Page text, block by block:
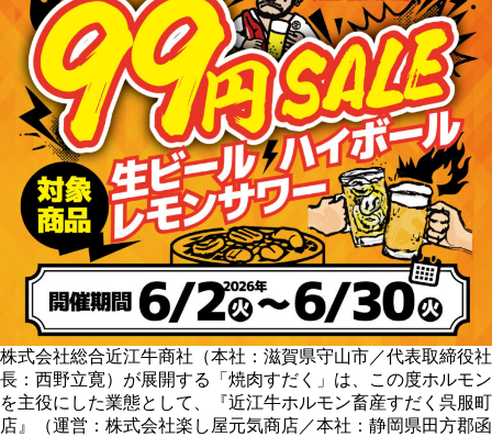
株式会社総合近江牛商社（本社：滋賀県守山市／代表取締役社
長：西野立寛）が展開する「焼肉すだく」は、この度ホルモン
を主役にした業態として、『近江牛ホルモン畜産すだく呉服町
店』（運営：株式会社楽し屋元気商店／本社：静岡県田方郡函